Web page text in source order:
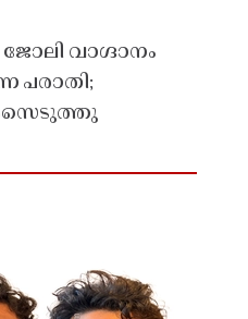
വാഗ്ദാനം
പരാതി;